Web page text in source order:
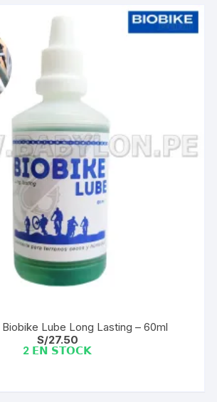
Lube Long Lasting – 60ml
S/27.50
2 𝗘𝗡 𝗦𝗧𝗢𝗖𝗞